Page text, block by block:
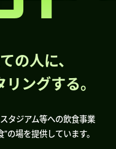
の人に、
ングする。
タジアム等への飲食事業
の場を提供しています。